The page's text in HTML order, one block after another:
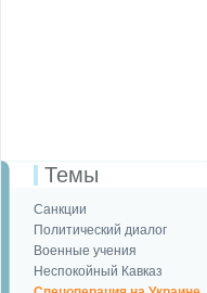
Темы
Санкции
Политический диалог
Военные учения
Неспокойный Кавказ